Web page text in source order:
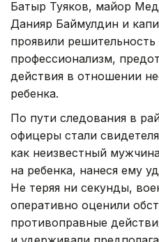
Батыр Туяков, майор
Данияр Баймулдин и
проявили
профессионализм,
действия в отношении
ребенка.
По пути следования в
офицеры стали
как неизвестный
на ребенка, нанеся ему
Не теряя ни секунды,
оперативно оценили
противоправные